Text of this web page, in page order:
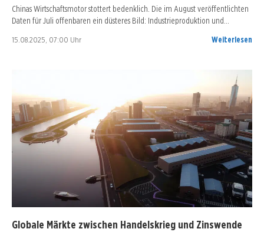
Chinas Wirtschaftsmotor stottert bedenklich. Die im August veröffentlichten
Daten für Juli offenbaren ein düsteres Bild: Industrieproduktion und…
15.08.2025, 07:00 Uhr Weiterlesen
Globale Märkte zwischen Handelskrieg und Zinswende